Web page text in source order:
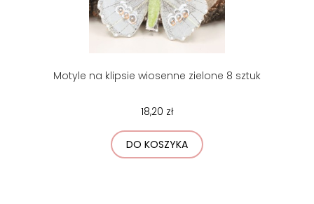
Motyle na klipsie wiosenne zielone 8 sztuk
18,20 zł
DO KOSZYKA